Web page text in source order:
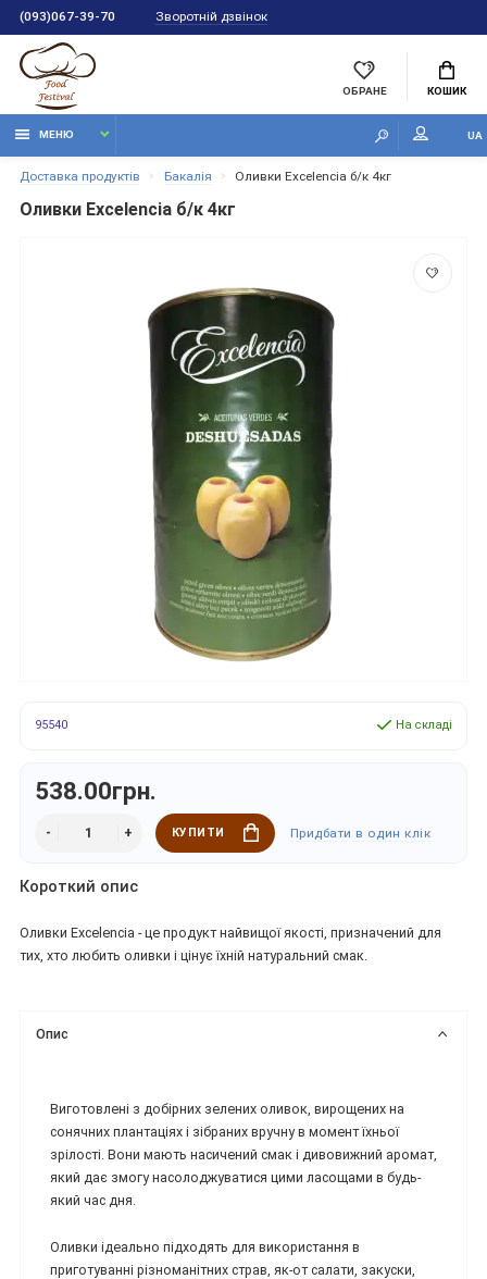
(093)067-39-70 Зворотній дзвінок
ОБРАНЕ КОШИК
МЕНЮ UA
Доставка продуктів Бакалія Оливки Excelencia б/к 4кг
Оливки Excelencia б/к 4кг
95540 На складі
538.00грн.
КУПИТИ Придбати в один клік
Короткий опис
Оливки Excelencia - це продукт найвищої якості, призначений для
тих, хто любить оливки і цінує їхній натуральний смак.
Опис
Виготовлені з добірних зелених оливок, вирощених на
сонячних плантаціях і зібраних вручну в момент їхньої
зрілості. Вони мають насичений смак і дивовижний аромат,
який дає змогу насолоджуватися цими ласощами в будь-
який час дня.
Оливки ідеально підходять для використання в
приготуванні різноманітних страв, як-от салати, закуски,